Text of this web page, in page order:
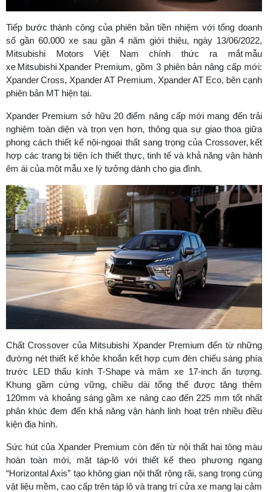
Tiếp bước thành công của phiên bản tiền nhiệm với tổng doanh
số gần 60.000 xe sau gần 4 năm giới thiệu, ngày 13/06/2022,
Mitsubishi Motors Việt Nam chính thức ra mắt mẫu
xe Mitsubishi Xpander Premium, gồm 3 phiên bản nâng cấp mới:
Xpander Cross, Xpander AT Premium, Xpander AT Eco, bên cạnh
phiên bản MT hiện tại.
Xpander Premium sở hữu 20 điểm nâng cấp mới mang đến trải
nghiệm toàn diện và trọn vẹn hơn, thông qua sự giao thoa giữa
phong cách thiết kế nội-ngoại thất sang trọng của Crossover, kết
hợp các trang bị tiện ích thiết thực, tinh tế và khả năng vận hành
êm ái của một mẫu xe lý tưởng dành cho gia đình.
Chất Crossover của Mitsubishi Xpander Premium đến từ những
đường nét thiết kế khỏe khoắn kết hợp cụm đèn chiếu sáng phía
trước LED thấu kính T-Shape và mâm xe 17-inch ấn tượng.
Khung gầm cứng vững, chiều dài tổng thể được tăng thêm
120mm và khoảng sáng gầm xe nâng cao đến 225 mm tốt nhất
phân khúc đem đến khả năng vận hành linh hoạt trên nhiều điều
kiện địa hình.
Sức hút của Xpander Premium còn đến từ nội thất hai tông màu
hoàn toàn mới, mặt táp-lô với thiết kế theo phương ngang
“Horizontal Axis” tạo không gian nội thất rộng rãi, sang trọng cùng
vật liệu mềm, cao cấp trên táp lô và trang trí cửa xe mang lại cảm